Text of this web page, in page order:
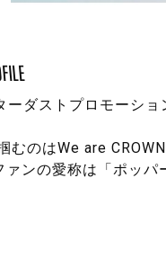
ーダストプロモーシ
むのはWe are
ンの愛称は「ポッパ